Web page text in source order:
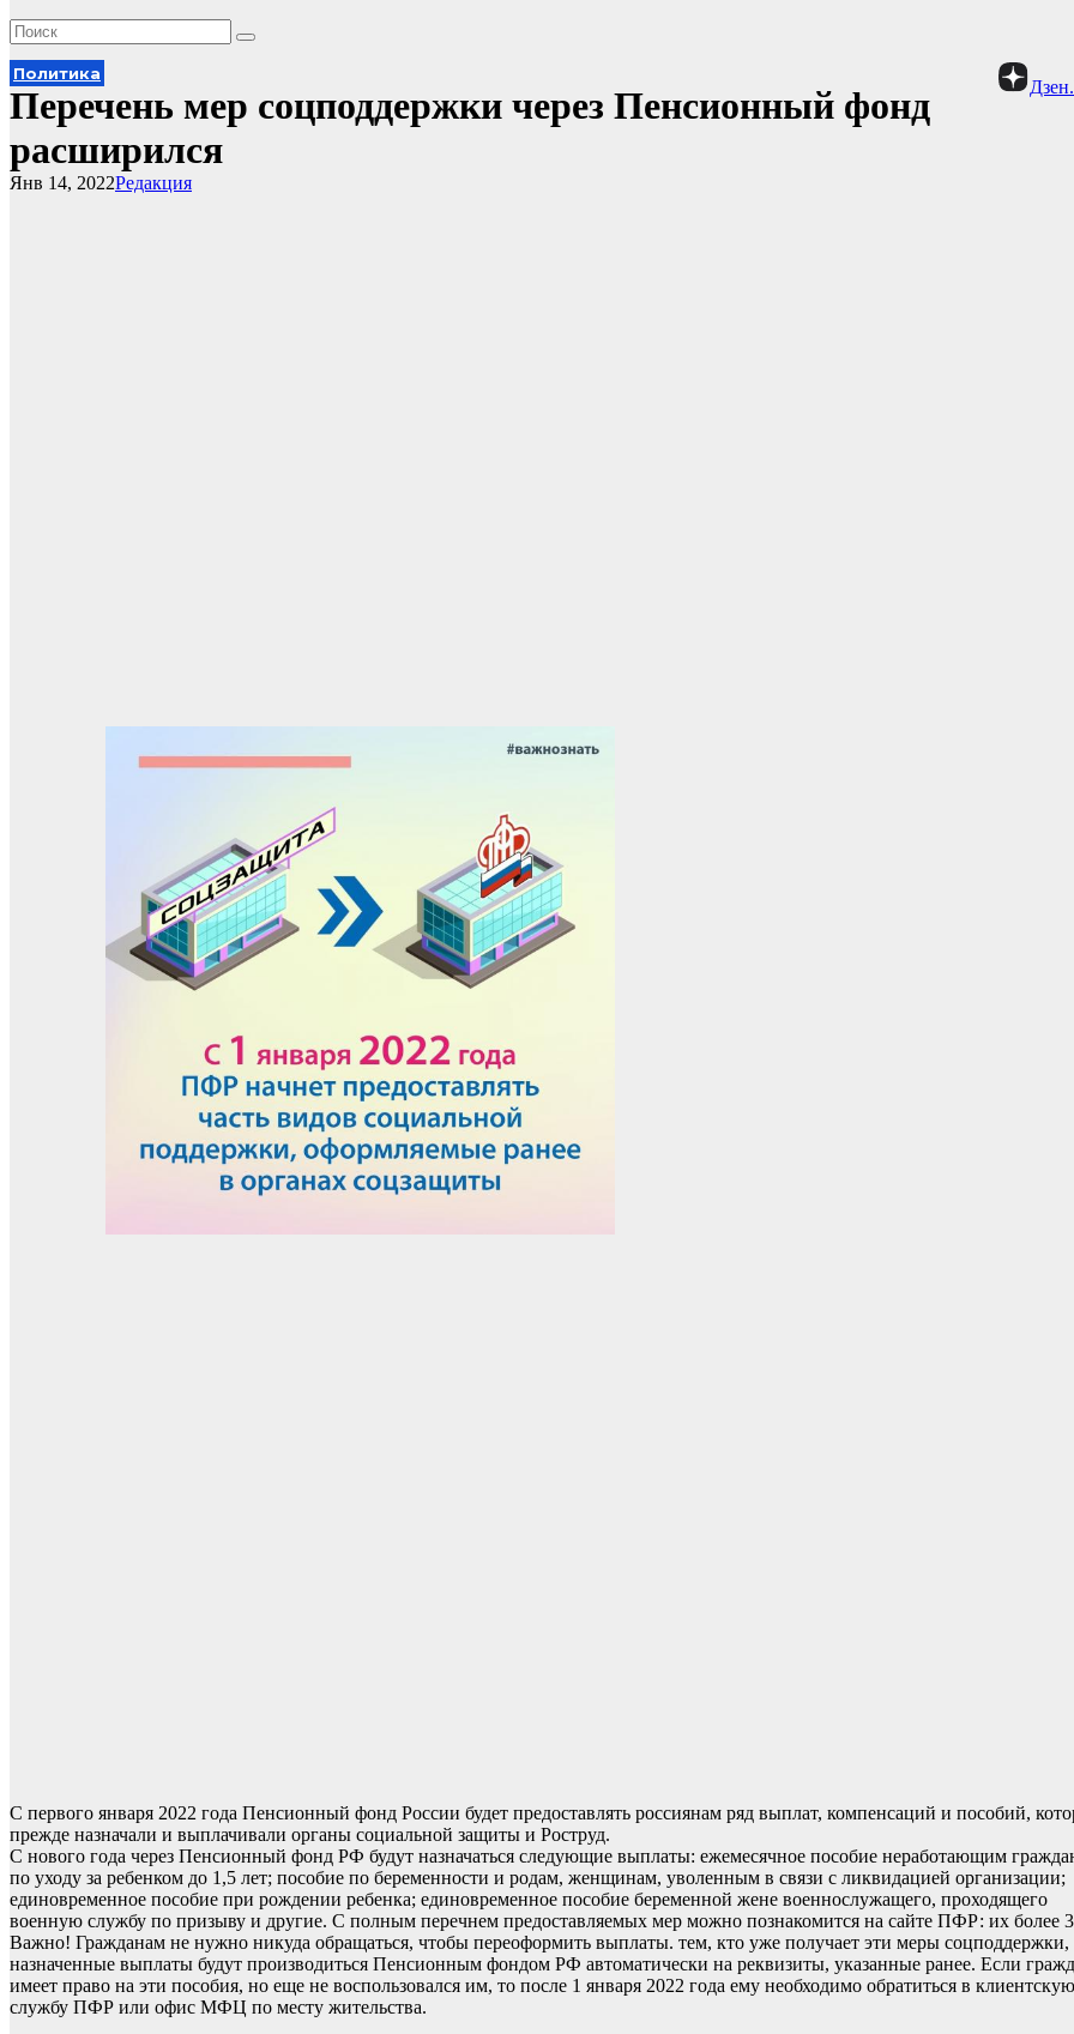
Политика
Перечень мер соцподдержки через Пенсионный фонд
расширился
Редакция
Янв 14, 2022
С первого января 2022 года Пенсионный фонд России будет предоставлять россиянам ряд выплат, компенсаций и пособий,
прежде назначали и выплачивали органы социальной защиты и Роструд.
С нового года через Пенсионный фонд РФ будут назначаться следующие выплаты: ежемесячное пособие неработающим
по уходу за ребенком до 1,5 лет; пособие по беременности и родам, женщинам, уволенным в связи с ликвидацией организации;
единовременное пособие при рождении ребенка; единовременное пособие беременной жене военнослужащего, проходящего
военную службу по призыву и другие. С полным перечнем предоставляемых мер можно познакомится на сайте ПФР: их более
Важно! Гражданам не нужно никуда обращаться, чтобы переоформить выплаты. тем, кто уже получает эти меры соцподдержки,
назначенные выплаты будут производиться Пенсионным фондом РФ автоматически на реквизиты, указанные ранее. Если
имеет право на эти пособия, но еще не воспользовался им, то после 1 января 2022 года ему необходимо обратиться в клиентскую
службу ПФР или офис МФЦ по месту жительства.